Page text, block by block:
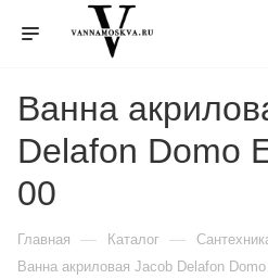
Ванна
Delafon Domo
00
Главная — Каталог —
Ванна акриловая Jacob Delafon